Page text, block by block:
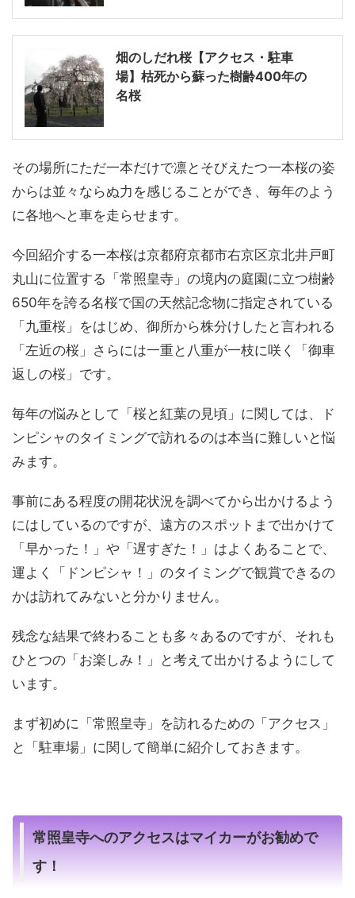
畑のしだれ桜【アクセス・駐車
場】枯死から蘇った樹齢400年の
名桜
その場所にただ一本だけで凛とそびえたつ一本桜の姿
からは並々ならぬ力を感じることができ、毎年のよう
に各地へと車を走らせます。
今回紹介する一本桜は京都府京都市右京区京北井戸町
丸山に位置する「常照皇寺」の境内の庭園に立つ樹齢
650年を誇る名桜で国の天然記念物に指定されている
「九重桜」をはじめ、御所から株分けしたと言われる
「左近の桜」さらには一重と八重が一枝に咲く「御車
返しの桜」です。
毎年の悩みとして「桜と紅葉の見頃」に関しては、ド
ンピシャのタイミングで訪れるのは本当に難しいと悩
みます。
事前にある程度の開花状況を調べてから出かけるよう
にはしているのですが、遠方のスポットまで出かけて
「早かった！」や「遅すぎた！」はよくあることで、
運よく「ドンピシャ！」のタイミングで観賞できるの
かは訪れてみないと分かりません。
残念な結果で終わることも多々あるのですが、それも
ひとつの「お楽しみ！」と考えて出かけるようにして
います。
まず初めに「常照皇寺」を訪れるための「アクセス」
と「駐車場」に関して簡単に紹介しておきます。
常照皇寺へのアクセスはマイカーがお勧めで
す！